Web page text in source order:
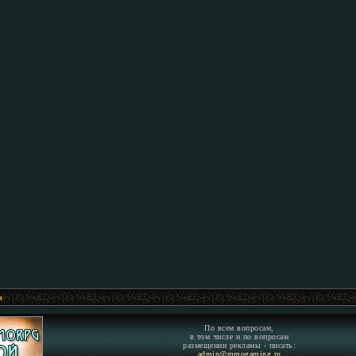
По всем вопросам,
в том числе и по вопросам
размещении рекламы - писать:
admin@mmogaming.ru